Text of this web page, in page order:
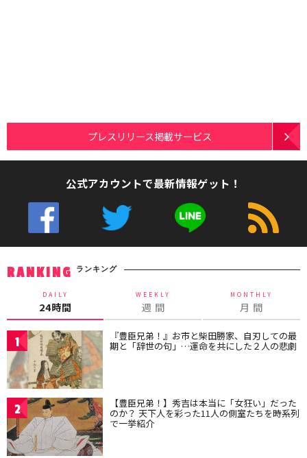
プレスリリース掲載サービス
公式アカウントで最新情報ゲット！
RANKING ランキング
DAILY
24時間
WEEKLY
週 間
MONTHLY
月 間
1 『豊臣兄弟！』お市と柴田勝家、自刃しての最
期と「辞世の句」…運命を共にした２人の悲劇
2 【豊臣兄弟！】秀吉は本当に「女狂い」だった
のか？ 天下人を彩った11人の側室たちを時系列
で一挙紹介